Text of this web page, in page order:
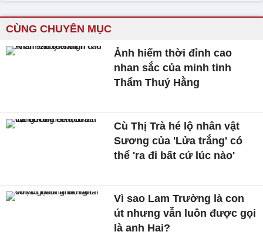
CÙNG CHUYÊN MỤC
Ảnh hiếm thời đỉnh cao
nhan sắc của minh tinh
Thẩm Thuý Hằng
Cù Thị Trà hé lộ nhân vật
Sương của 'Lửa trắng' có
thể 'ra đi bất cứ lúc nào'
Vì sao Lam Trường là con
út nhưng vẫn luôn được gọi
là anh Hai?